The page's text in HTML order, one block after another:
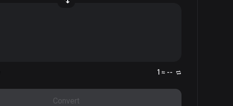
1 ≈ --
Convert